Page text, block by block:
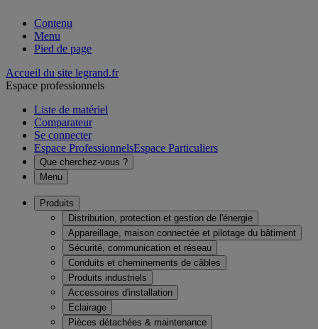
Contenu
Menu
Pied de page
Accueil du site legrand.fr
Espace professionnels
Liste de matériel
Comparateur
Se connecter
Espace ProfessionnelsEspace Particuliers
Que cherchez-vous ?
Menu
Produits
Distribution, protection et gestion de l'énergie
Appareillage, maison connectée et pilotage du bâtiment
Sécurité, communication et réseau
Conduits et cheminements de câbles
Produits industriels
Accessoires d'installation
Eclairage
Pièces détachées & maintenance